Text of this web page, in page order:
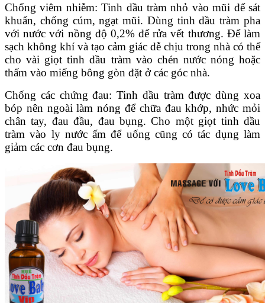
Chống viêm nhiễm: Tinh dầu tràm nhỏ vào mũi để sát
khuẩn, chống cúm, ngạt mũi. Dùng tinh dầu tràm pha
với nước với nồng độ 0,2% để rửa vết thương. Để làm
sạch không khí và tạo cảm giác dễ chịu trong nhà có thể
cho vài giọt tinh dầu tràm vào chén nước nóng hoặc
thấm vào miếng bông gòn đặt ở các góc nhà.
Chống các chứng đau: Tinh dầu tràm được dùng xoa
bóp nên ngoài làm nóng để chữa đau khớp, nhức mỏi
chân tay, đau đầu, đau bụng. Cho một giọt tinh dầu
tràm vào ly nước ấm để uống cũng có tác dụng làm
giảm các cơn đau bụng.